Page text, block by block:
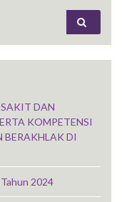
DAN
KOMPETENSI
BERAKHLAK DI
2024